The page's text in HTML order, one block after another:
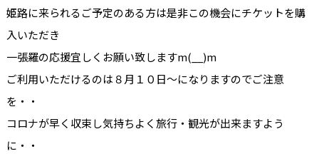
姫路に来られるご予定のある方は是非この機会にチケットを購
入いただき
一張羅の応援宜しくお願い致しますm(__)m
ご利用いただけるのは８月１０日～になりますのでご注意
を・・
コロナが早く収束し気持ちよく旅行・観光が出来ますよう
に・・